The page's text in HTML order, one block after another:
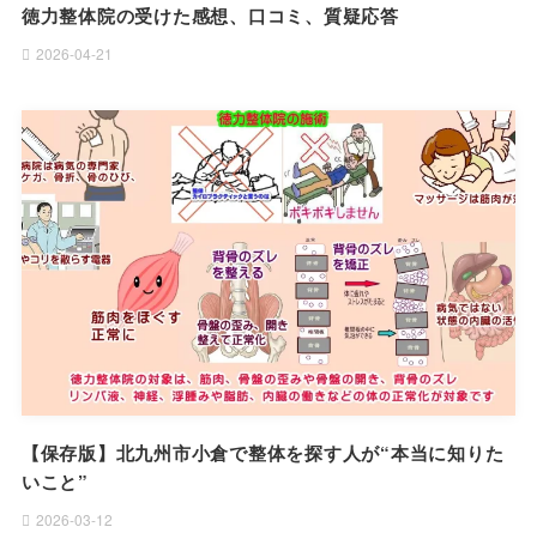
徳力整体院の受けた感想、口コミ、質疑応答
2026-04-21
【保存版】北九州市小倉で整体を探す人が“本当に知りた
いこと”
2026-03-12